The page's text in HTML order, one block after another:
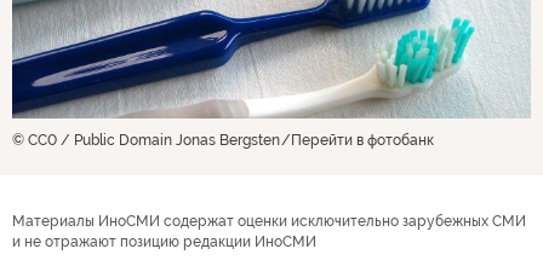
© CC0 / Public Domain Jonas Bergsten Перейти в фотобанк
Материалы ИноСМИ содержат оценки исключительно зарубежных СМИ
и не отражают позицию редакции ИноСМИ